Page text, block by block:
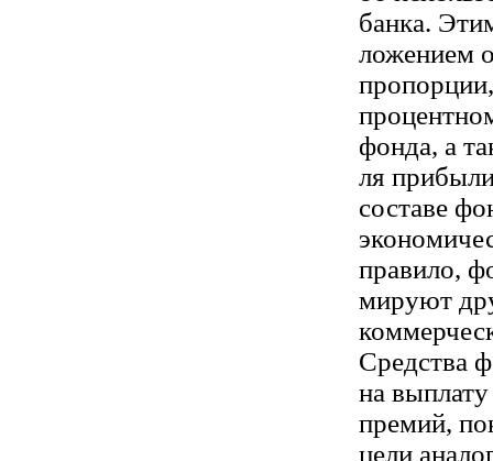
банка.
ложением
фонда, а
ля
составе
правило,
мируют
Средства
на выплату
премий,
цели